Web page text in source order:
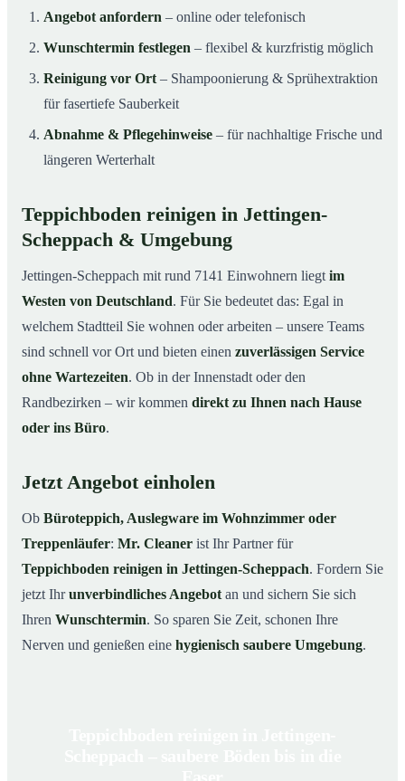
Angebot anfordern – online oder telefonisch
Wunschtermin festlegen – flexibel & kurzfristig möglich
Reinigung vor Ort – Shampoonierung & Sprühextraktion
für fasertiefe Sauberkeit
Abnahme & Pflegehinweise – für nachhaltige Frische und
längeren Werterhalt
Teppichboden reinigen in Jettingen-
Scheppach & Umgebung
Jettingen-Scheppach mit rund 7141 Einwohnern liegt im
Westen von Deutschland. Für Sie bedeutet das: Egal in
welchem Stadtteil Sie wohnen oder arbeiten – unsere Teams
sind schnell vor Ort und bieten einen zuverlässigen Service
ohne Wartezeiten. Ob in der Innenstadt oder den
Randbezirken – wir kommen direkt zu Ihnen nach Hause
oder ins Büro.
Jetzt Angebot einholen
Ob Büroteppich, Auslegware im Wohnzimmer oder
Treppenläufer: Mr. Cleaner ist Ihr Partner für
Teppichboden reinigen in Jettingen-Scheppach. Fordern Sie
jetzt Ihrunverbindliches Angebot an und sichern Sie sich
Ihren Wunschtermin. So sparen Sie Zeit, schonen Ihre
Nerven und genießen eine hygienisch saubere Umgebung.